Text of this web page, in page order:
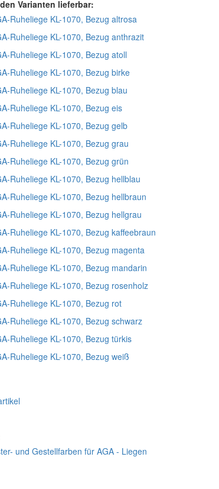
Varianten lieferbar:
Ruheliege KL-1070, Bezug altrosa
Ruheliege KL-1070, Bezug anthrazit
Ruheliege KL-1070, Bezug atoll
Ruheliege KL-1070, Bezug birke
Ruheliege KL-1070, Bezug blau
Ruheliege KL-1070, Bezug eis
Ruheliege KL-1070, Bezug gelb
Ruheliege KL-1070, Bezug grau
Ruheliege KL-1070, Bezug grün
Ruheliege KL-1070, Bezug hellblau
Ruheliege KL-1070, Bezug hellbraun
Ruheliege KL-1070, Bezug hellgrau
Ruheliege KL-1070, Bezug kaffeebraun
Ruheliege KL-1070, Bezug magenta
Ruheliege KL-1070, Bezug mandarin
Ruheliege KL-1070, Bezug rosenholz
Ruheliege KL-1070, Bezug rot
Ruheliege KL-1070, Bezug schwarz
Ruheliege KL-1070, Bezug türkis
Ruheliege KL-1070, Bezug weiß
und Gestellfarben für AGA - Liegen